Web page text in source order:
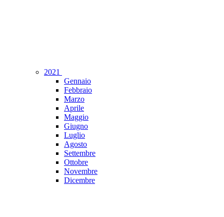
2021
Gennaio
Febbraio
Marzo
Aprile
Maggio
Giugno
Luglio
Agosto
Settembre
Ottobre
Novembre
Dicembre